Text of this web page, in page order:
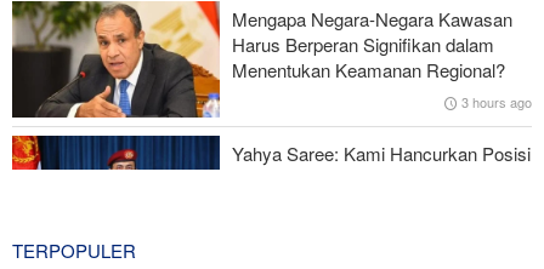
Gagal dalam Perang dengan Iran, Dua Pejabat Senior Mossad
Dipecat
Mengapa Negara-Negara Kawasan
Harus Berperan Signifikan dalam
Menentukan Keamanan Regional?
3 hours ago
Yahya Saree: Kami Hancurkan Posisi
TERPOPULER